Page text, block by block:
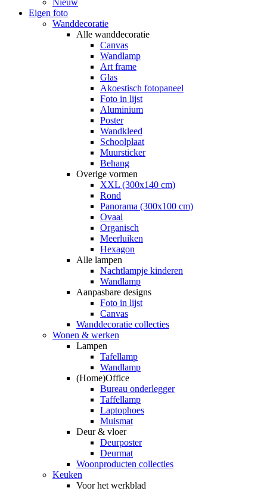
Eigen foto
Wanddecoratie
Alle wanddecoratie
Canvas
Wandlamp
Art frame
Glas
Akoestisch fotopaneel
Foto in lijst
Aluminium
Poster
Wandkleed
Schoolplaat
Muursticker
Behang
Overige vormen
XXL (300x140 cm)
Rond
Panorama (300x100 cm)
Ovaal
Organisch
Meerluiken
Hexagon
Alle lampen
Nachtlampje kinderen
Wandlamp
Aanpasbare designs
Foto in lijst
Canvas
Wanddecoratie collecties
Wonen & werken
Lampen
Tafellamp
Wandlamp
(Home)Office
Bureau onderlegger
Taffellamp
Laptophoes
Muismat
Deur & vloer
Deurposter
Deurmat
Woonproducten collecties
Keuken
Voor het werkblad